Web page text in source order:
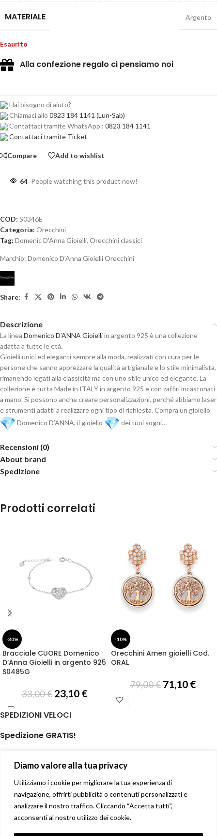
Diamo valore alla tua privacy
Utilizziamo i cookie per migliorare la tua esperienza di
navigazione, offrirti pubblicità o contenuti personalizzati e
analizzare il nostro traffico. Cliccando “Accetta tutti”,
acconsenti al nostro utilizzo dei cookie.
MATERIALE Argento
Esaurito
Alla confezione regalo ci pensiamo noi
Hai bisogno di aiuto?
Chiamaci allo 0823 184 1141 (Lun-Sab)
Contattaci tramite WhatsApp : 0823 184 1141
Contattaci tramite Ticket
Compare Add to wishlist
64 People watching this product now!
COD: S0346E
Categoria: Orecchini
Tag: Domenic D'Anna Gioielli, Orecchini classici
Marchio: Domenico D'Anna Gioielli Orecchini
Share:
Descrizione
La linea Domenico D’ANNA Gioielliin argento 925 è una collezione
adatta a tutte le età.
Gioielli unici ed eleganti sempre alla moda, realizzati con cura per le
persone che sanno apprezzare la qualità artigianale e lo stile minimalista,
rimanendo legati alla classicità ma con uno stile unico ed elegante. La
collezione è tutta Made in ITALY in argento 925 e con zaffiri incastonati
a mano. Si possono anche creare personalizzazioni, perché abbiamo laser
e strumenti adatti a realizzare ogni tipo di richiesta. Compra un gioiello
Domenico D’ANNA, il gioiello
dei tuoi sogni…
Recensioni (0)
About brand
Spedizione
Prodotti correlati
-30%
Bracciale CUORE Domenico
D’Anna Gioielli in argento 925
S0485G
33,00€ 23,10 €
-10%
Orecchini Amen gioielli Cod.
ORAL
79,00€ 71,10 €
SPEDIZIONI VELOCI
Spedizione GRATIS!
isole minori non incluse
Soddisfatti o rimborsati
14 giorni diritto di recesso facile